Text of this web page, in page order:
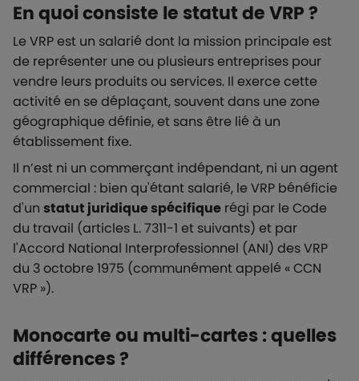
En quoi consiste le statut de VRP ?
Le VRP est un salarié dont la mission principale est
de représenter une ou plusieurs entreprises pour
vendre leurs produits ou services. Il exerce cette
activité en se déplaçant, souvent dans une zone
géographique définie, et sans être lié à un
établissement fixe.
Il n’est ni un commerçant indépendant, ni un agent
commercial : bien qu'étant salarié, le VRP bénéficie
d'un statut juridique spécifique régi par le Code
du travail (articles L. 7311-1 et suivants) et par
l'Accord National Interprofessionnel (ANI) des VRP
du 3 octobre 1975 (communément appelé « CCN
VRP »).
Monocarte ou multi-cartes : quelles
différences ?